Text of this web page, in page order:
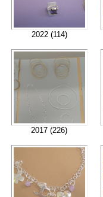
2022 (114)
2017 (226)